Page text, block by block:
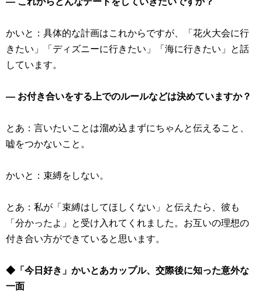
かいと：具体的な計画はこれからですが、「花火大会に行
きたい」「ディズニーに行きたい」「海に行きたい」と話
しています。
― お付き合いをする上でのルールなどは決めていますか？
とあ：言いたいことは溜め込まずにちゃんと伝えること、
嘘をつかないこと。
かいと：束縛をしない。
とあ：私が「束縛はしてほしくない」と伝えたら、彼も
「分かったよ」と受け入れてくれました。お互いの理想の
付き合い方ができていると思います。
◆「今日好き」かいとあカップル、交際後に知った意外な
一面